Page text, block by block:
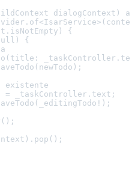
dialogContext)
{
{
existente
= _taskController.text;